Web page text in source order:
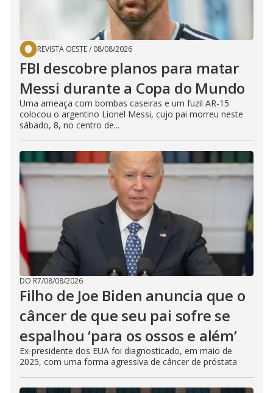
REVISTA OESTE/ 08/08/2026
FBI descobre planos para matar
Messi durante a Copa do Mundo
Uma ameaça com bombas caseiras e um fuzil AR-15
colocou o argentino Lionel Messi, cujo pai morreu neste
sábado, 8, no centro de...
DO R7/08/08/2026
Filho de Joe Biden anuncia que o
câncer de que seu pai sofre se
espalhou ‘para os ossos e além’
Ex-presidente dos EUA foi diagnosticado, em maio de
2025, com uma forma agressiva de câncer de próstata